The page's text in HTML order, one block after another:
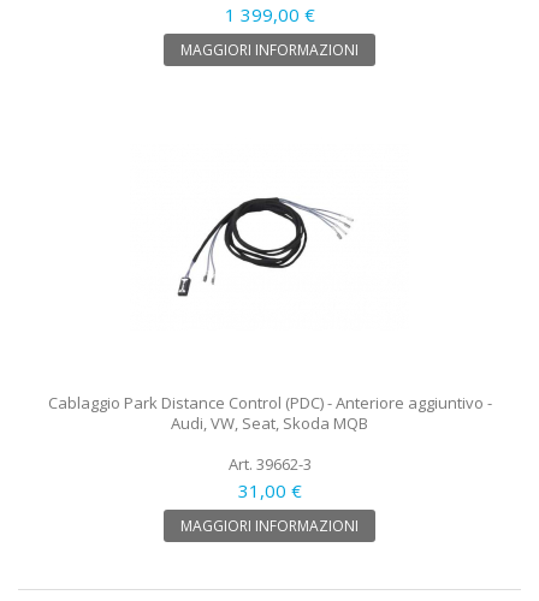
1 399,00 €
MAGGIORI INFORMAZIONI
Cablaggio Park Distance Control (PDC) - Anteriore aggiuntivo -
Audi, VW, Seat, Skoda MQB
Art. 39662-3
31,00 €
MAGGIORI INFORMAZIONI